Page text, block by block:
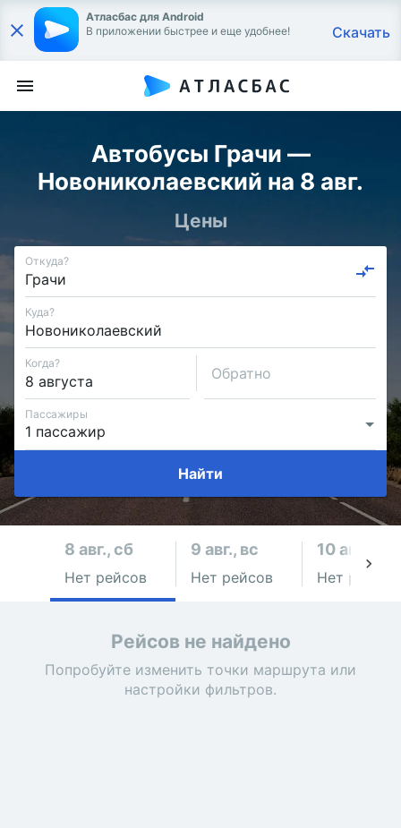
Атласбас для Android
В приложении быстрее и еще удобнее!
Скачать
Автобусы Грачи —
Новониколаевский на 8 авг.
Цены
Откуда?
Куда?
Когда?
Обратно
Пассажиры
Найти
8 авг., сб
Нет рейсов
9 авг., вс
Нет рейсов
10 авг., пн
Нет рейсов
Рейсов не найдено
Попробуйте изменить точки маршрута или
настройки фильтров.